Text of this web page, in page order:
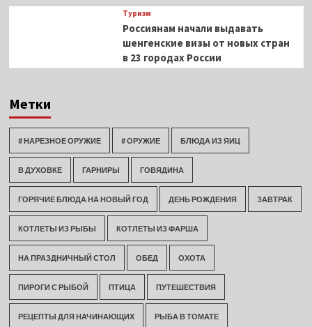
Туризм
Россиянам начали выдавать
шенгенские визы от новых стран
в 23 городах России
Метки
# НАРЕЗНОЕ ОРУЖИЕ # ОРУЖИЕ БЛЮДА ИЗ ЯИЦ
В ДУХОВКЕ ГАРНИРЫ ГОВЯДИНА
ГОРЯЧИЕ БЛЮДА НА НОВЫЙ ГОД ДЕНЬ РОЖДЕНИЯ ЗАВТРАК
КОТЛЕТЫ ИЗ РЫБЫ КОТЛЕТЫ ИЗ ФАРША
НА ПРАЗДНИЧНЫЙ СТОЛ ОБЕД ОХОТА
ПИРОГИ С РЫБОЙ ПТИЦА ПУТЕШЕСТВИЯ
РЕЦЕПТЫ ДЛЯ НАЧИНАЮЩИХ РЫБА В ТОМАТЕ